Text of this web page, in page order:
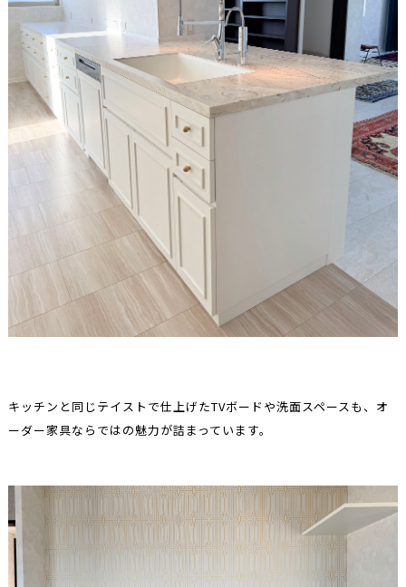
キッチンと同じテイストで仕上げたTVボードや洗面スペースも、オ
ーダー家具ならではの魅力が詰まっています。